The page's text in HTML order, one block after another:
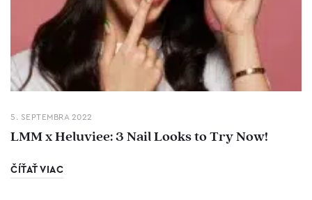
5. SEPTEMBRA 2022
LMM x Heluviee: 3 Nail Looks to Try Now!
ČÍŤAŤ VIAC